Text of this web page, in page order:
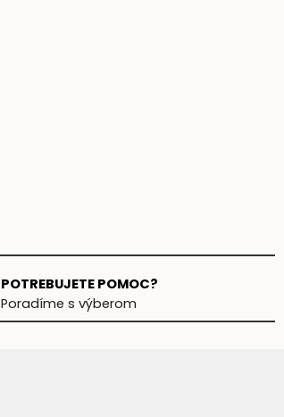
POTREBUJETE POMOC?
Poradíme s výberom